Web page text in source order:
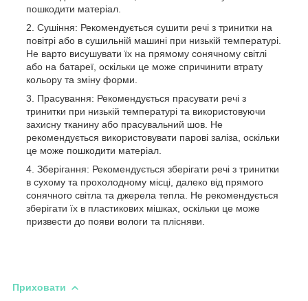
пошкодити матеріал.
Сушіння: Рекомендується сушити речі з тринитки на
повітрі або в сушильній машині при низькій температурі.
Не варто висушувати їх на прямому сонячному світлі
або на батареї, оскільки це може спричинити втрату
кольору та зміну форми.
Прасування: Рекомендується прасувати речі з
тринитки при низькій температурі та використовуючи
захисну тканину або прасувальний шов. Не
рекомендується використовувати парові заліза, оскільки
це може пошкодити матеріал.
Зберігання: Рекомендується зберігати речі з тринитки
в сухому та прохолодному місці, далеко від прямого
сонячного світла та джерела тепла. Не рекомендується
зберігати їх в пластикових мішках, оскільки це може
призвести до появи вологи та плісняви.
Приховати